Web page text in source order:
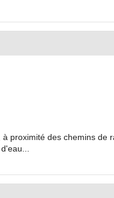
proximité des chemins de